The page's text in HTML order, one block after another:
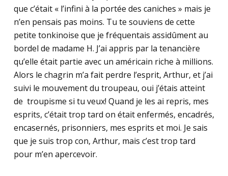
que c’était « l’infini à la portée des caniches » mais je
n’en pensais pas moins. Tu te souviens de cette
petite tonkinoise que je fréquentais assidûment au
bordel de madame H. J’ai appris par la tenancière
qu’elle était partie avec un américain riche à millions.
Alors le chagrin m’a fait perdre l’esprit, Arthur, et j’ai
suivi le mouvement du troupeau, oui j’étais atteint
de troupisme si tu veux! Quand je les ai repris, mes
esprits, c’était trop tard on était enfermés, encadrés,
encasernés, prisonniers, mes esprits et moi. Je sais
que je suis trop con, Arthur, mais c’est trop tard
pour m’en apercevoir.